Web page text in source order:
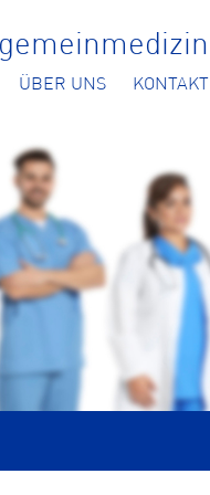
ÜBER UNS KONTAKT